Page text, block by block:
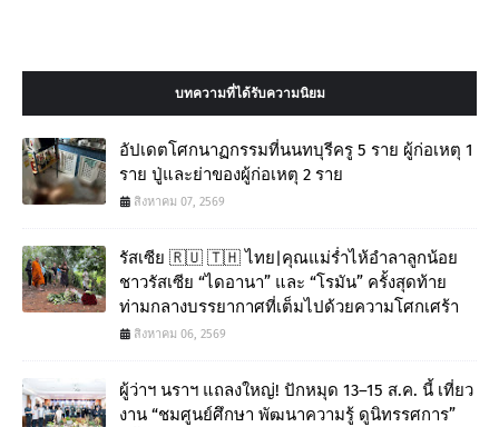
บทความที่ได้รับความนิยม
อัปเดตโศกนาฏกรรมที่นนทบุรีครู 5 ราย ผู้ก่อเหตุ 1
ราย ปู่และย่าของผู้ก่อเหตุ 2 ราย
สิงหาคม 07, 2569
รัสเซีย 🇷🇺 🇹🇭 ไทย|คุณแม่ร่ำไห้อำลาลูกน้อย
ชาวรัสเซีย “ไดอานา” และ “โรมัน” ครั้งสุดท้าย
ท่ามกลางบรรยากาศที่เต็มไปด้วยความโศกเศร้า
สิงหาคม 06, 2569
ผู้ว่าฯ นราฯ แถลงใหญ่! ปักหมุด 13–15 ส.ค. นี้ เที่ยว
งาน “ชมศูนย์ศึกษา พัฒนาความรู้ ดูนิทรรศการ”